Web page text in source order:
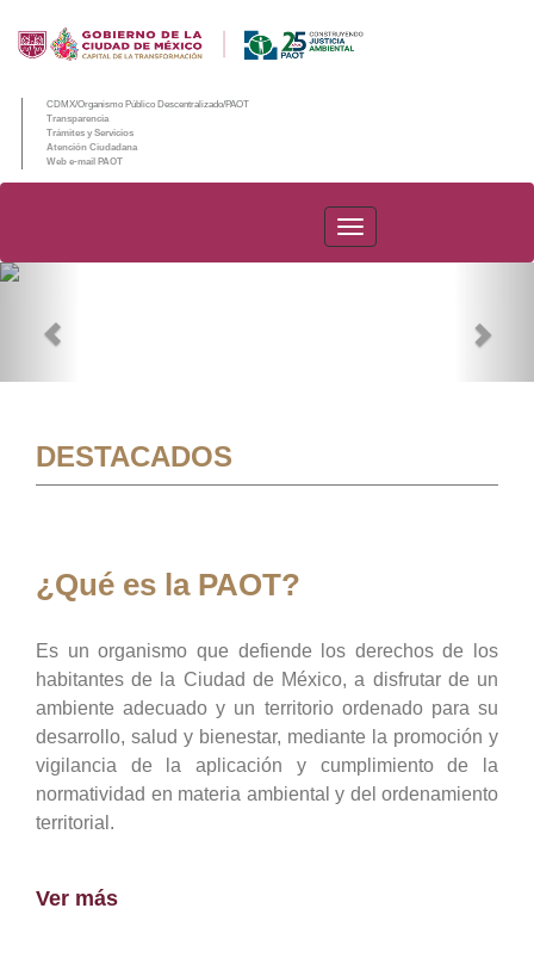
CDMX/Organismo Público Descentralizado/PAOT
Transparencia
Trámites y Servicios
Atención Ciudadana
Web e-mail PAOT
PAOT
DESTACADOS
¿Qué es la PAOT?
Es un organismo que defiende los derechos de los
habitantes de la Ciudad de México, a disfrutar de un
ambiente adecuado y un territorio ordenado para su
desarrollo, salud y bienestar, mediante la promoción y
vigilancia de la aplicación y cumplimiento de la
normatividad en materia ambiental y del ordenamiento
territorial.
Ver más